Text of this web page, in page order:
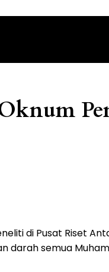
di Pusat Riset
darah semua